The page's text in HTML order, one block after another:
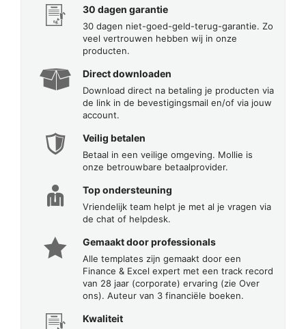
30 dagen garantie
30 dagen niet-goed-geld-terug-garantie. Zo
veel vertrouwen hebben wij in onze
producten.
Direct downloaden
Download direct na betaling je producten via
de link in de bevestigingsmail en/of via jouw
account.
Veilig betalen
Betaal in een veilige omgeving. Mollie is
onze betrouwbare betaalprovider.
Top ondersteuning
Vriendelijk team helpt je met al je vragen via
de chat of helpdesk.
Gemaakt door professionals
Alle templates zijn gemaakt door een
Finance & Excel expert met een track record
van 28 jaar (corporate) ervaring (zie Over
ons). Auteur van 3 financiële boeken.
Kwaliteit